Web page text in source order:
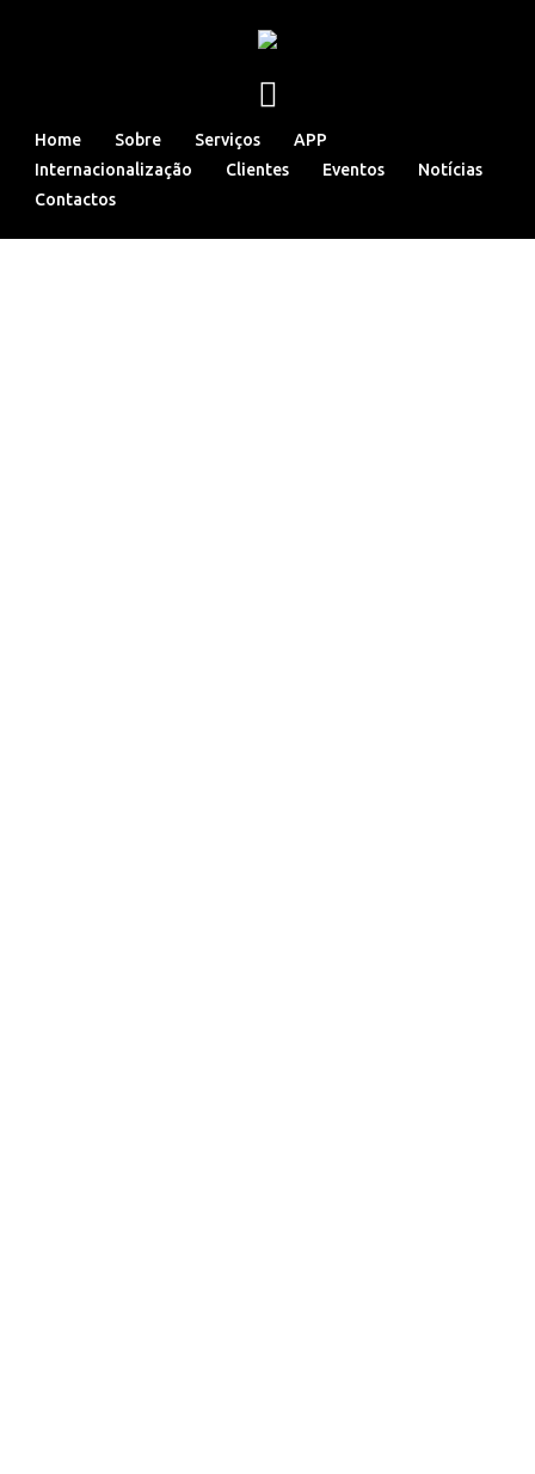
Home Sobre Serviços
APP
Internacionalização
Clientes Eventos
Notícias
Contactos